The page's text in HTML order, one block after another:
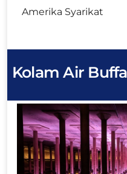
Amerika Syarikat
Kolam Air